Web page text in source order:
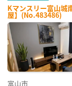
Kマンスリー富山城
屋】(No.483486)
富山市